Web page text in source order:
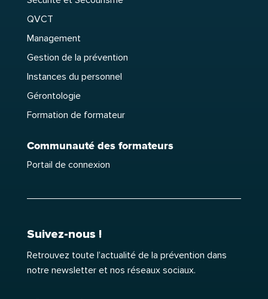
QVCT
Management
Gestion de la prévention
Instances du personnel
Gérontologie
Formation de formateur
Communauté des formateurs
Portail de connexion
Suivez-nous !
Retrouvez toute l’actualité de la prévention dans
notre newsletter et nos réseaux sociaux.